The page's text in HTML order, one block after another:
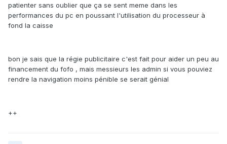
patienter sans oublier que ça se sent meme dans les
performances du pc en poussant l'utilisation du processeur à
fond la caisse
bon je sais que la régie publicitaire c'est fait pour aider un peu au
financement du fofo , mais messieurs les admin si vous pouviez
rendre la navigation moins pénible se serait génial
++